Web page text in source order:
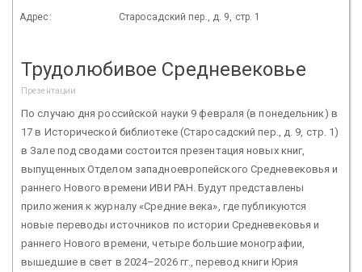
Адрес: Старосадский пер., д. 9, стр. 1
Трудолюбивое Средневековье
Презентации
По случаю дня российской науки 9 февраля (в понедельник) в
17 в Исторической библиотеке (Старосадский пер., д. 9, стр. 1)
в Зале под сводами состоится презентация новых книг,
выпущенных Отделом западноевропейского Средневековья и
раннего Нового времени ИВИ РАН. Будут представлены
приложения к журналу «Средние века», где публикуются
новые переводы источников по истории Средневековья и
раннего Нового времени, четыре большие монографии,
вышедшие в свет в 2024–2026 гг., перевод книги Юрия